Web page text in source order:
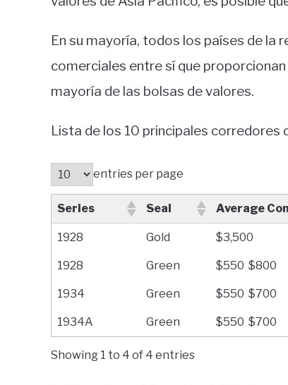
En su mayoría, todos los países de la
comerciales entre sí que
mayoría de las bolsas de valores.
Lista de los 10 principales corredores
entries per page
Series Seal Average
1928 Gold $3,500
1928 Green $550  $800
1934 Green $550  $700
1934A Green $550  $700
Showing 1 to 4 of 4 entries